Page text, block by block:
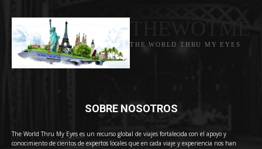
THE WORLD THRU MY EYES
SOBRE NOSOTROS
The World Thru My Eyes es un recurso global de viajes fortalecida con el apoyo y
conocimiento de cientos de expertos locales que en cada viaje y experiencia nos han